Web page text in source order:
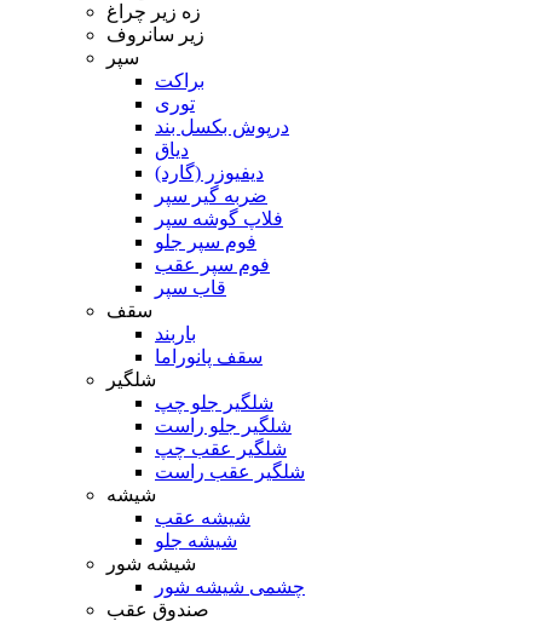
زه زیر چراغ
زیر سانروف
سپر
براکت
توری
درپوش بکسل بند
دیاق
دیفیوزر (گارد)
ضربه گیر سپر
فلاپ گوشه سپر
فوم سپر جلو
فوم سپر عقب
قاب سپر
سقف
باربند
سقف پانوراما
شلگیر
شلگیر جلو چپ
شلگیر جلو راست
شلگیر عقب چپ
شلگیر عقب راست
شیشه
شیشه عقب
شیشه جلو
شیشه شور
چشمی شیشه شور
صندوق عقب